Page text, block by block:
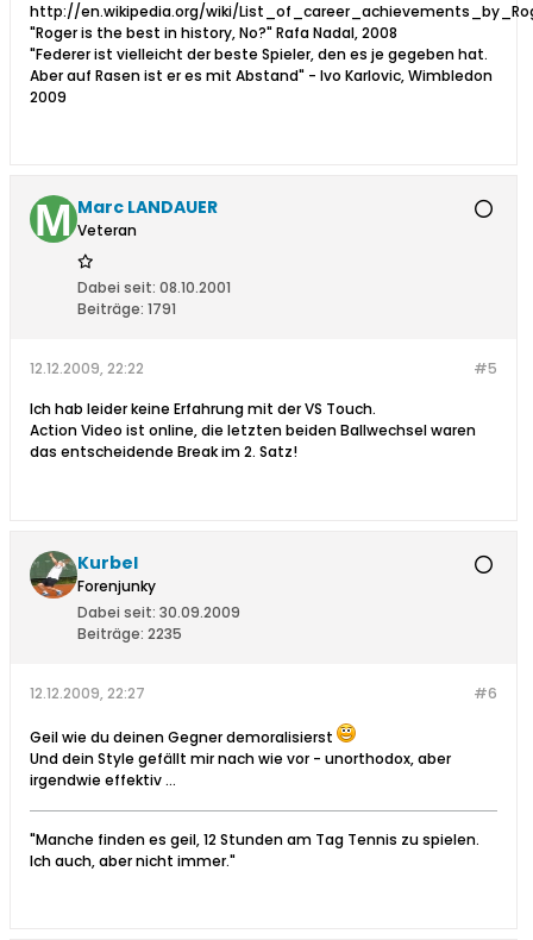
http://en.wikipedia.org/wiki/
"Roger is the best in history, No?" Rafa Nadal, 2008
"Federer ist vielleicht der beste Spieler, den es je gegeben hat.
Aber auf Rasen ist er es mit Abstand" - Ivo Karlovic, Wimbledon
2009
Marc LANDAUER
Veteran
Dabei seit: 08.10.2001
Beiträge: 1791
#5
12.12.2009, 22:22
Ich hab leider keine Erfahrung mit der VS Touch.
Action Video ist online, die letzten beiden Ballwechsel waren
das entscheidende Break im 2. Satz!
Kurbel
Forenjunky
Dabei seit: 30.09.2009
Beiträge: 2235
#6
12.12.2009, 22:27
Geil wie du deinen Gegner demoralisierst
Und dein Style gefällt mir nach wie vor - unorthodox, aber
irgendwie effektiv ...
"Manche finden es geil, 12 Stunden am Tag Tennis zu spielen.
Ich auch, aber nicht immer."